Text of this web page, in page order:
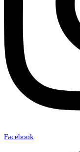
Facebook